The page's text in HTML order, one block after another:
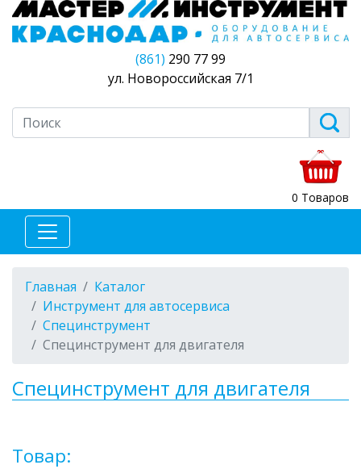
(861) 290 77 99
ул. Новороссийская 7/1
0 Товаров
Главная
Каталог
Инструмент для автосервиса
Специнструмент
Специнструмент для двигателя
Специнструмент для двигателя
Товар: